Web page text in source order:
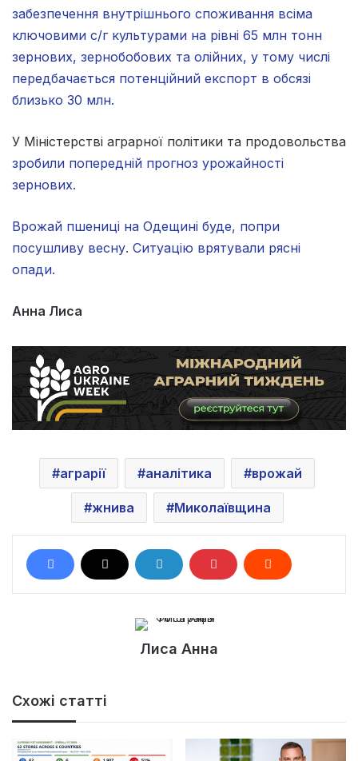
забезпечення внутрішнього споживання всіма
ключовими с/г культурами на рівні 65 млн тонн
зернових, зернобобових та олійних, у тому числі
передбачається потенційний експорт в обсязі
близько 30 млн.
У Міністерстві аграрної політики та продовольства
зробили попередній прогноз урожайності
зернових.
Врожай пшениці на Одещині буде, попри
посушливу весну. Ситуацію врятували рясні
опади.
Анна Лиса
аграрії аналітика врожай
жнива Миколаївщина
Лиса Анна
Схожі статті